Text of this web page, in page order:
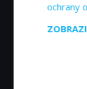
ochrany